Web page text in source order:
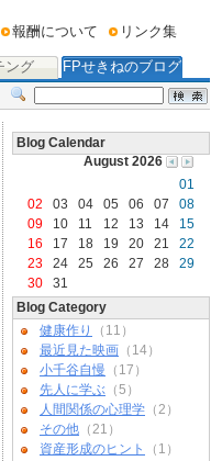
ング FPせきねのブログ
報酬について リンク集
Blog Calendar
August 2026
01
02
03 04 05 06 07
08
09
10 11 12 13 14
15
16
17 18 19 20 21
22
23
24 25 26 27 28
29
30
31
Blog Category
健康作り
（11）
最近見た映画 （14）
小千谷自慢 （17）
先人に学ぶ （5）
人間関係の心理学 （2）
その他 （21）
資産形成のヒント
（1）